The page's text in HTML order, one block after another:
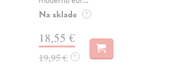
Na sklade ?
18,55 €
19,95 € ?